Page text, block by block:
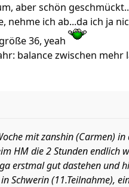
aber schön
nehme ich ab...da ich ja
36, yeah
balance zwischen mehr
mit zanshin (Carmen)
HM die 2 Stunden
erstmal gut dastehen und
Schwerin (11.Teilnahme),